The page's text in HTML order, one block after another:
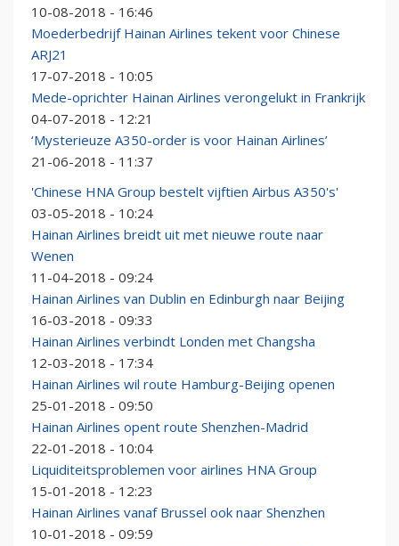
10-08-2018 - 16:46
Moederbedrijf Hainan Airlines tekent voor Chinese
ARJ21
17-07-2018 - 10:05
Mede-oprichter Hainan Airlines verongelukt in Frankrijk
04-07-2018 - 12:21
‘Mysterieuze A350-order is voor Hainan Airlines’
21-06-2018 - 11:37
'Chinese HNA Group bestelt vijftien Airbus A350's'
03-05-2018 - 10:24
Hainan Airlines breidt uit met nieuwe route naar
Wenen
11-04-2018 - 09:24
Hainan Airlines van Dublin en Edinburgh naar Beijing
16-03-2018 - 09:33
Hainan Airlines verbindt Londen met Changsha
12-03-2018 - 17:34
Hainan Airlines wil route Hamburg-Beijing openen
25-01-2018 - 09:50
Hainan Airlines opent route Shenzhen-Madrid
22-01-2018 - 10:04
Liquiditeitsproblemen voor airlines HNA Group
15-01-2018 - 12:23
Hainan Airlines vanaf Brussel ook naar Shenzhen
10-01-2018 - 09:59